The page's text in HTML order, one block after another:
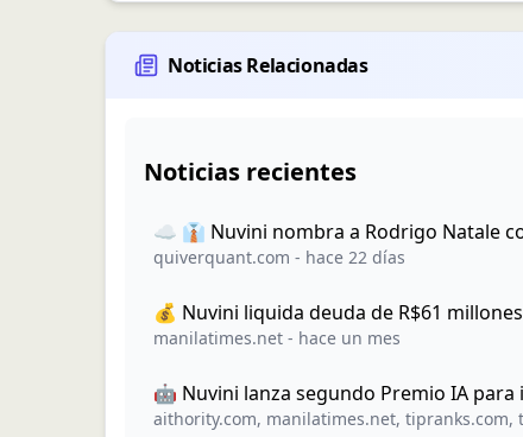
Noticias Relacionadas
Noticias recientes
☁️ 👔 Nuvini nombra a Rodrigo Natale
quiverquant.com - hace 22 días
💰 Nuvini liquida deuda de R$61
manilatimes.net - hace un mes
🤖 Nuvini lanza segundo Premio IA
aithority.com, manilatimes.net, tipranks.com,